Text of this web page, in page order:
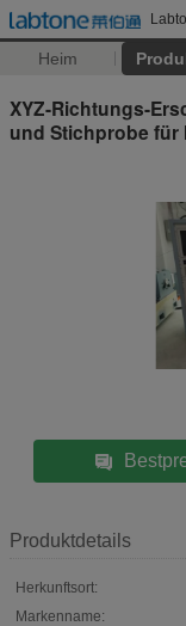
Heim
XYZ-Richtungs-
und Stichprobe
Produktdetails
Herkunftsort:
Markenname: